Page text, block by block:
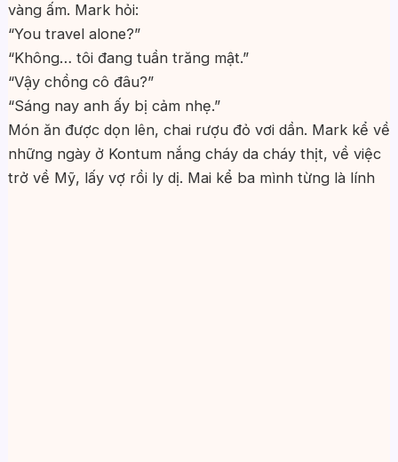
vàng ấm. Mark hỏi:
“You travel alone?”
“Không… tôi đang tuần trăng mật.”
“Vậy chồng cô đâu?”
“Sáng nay anh ấy bị cảm nhẹ.”
Món ăn được dọn lên, chai rượu đỏ vơi dần. Mark kể về
những ngày ở Kontum nắng cháy da cháy thịt, về việc
trở về Mỹ, lấy vợ rồi ly dị. Mai kể ba mình từng là lính